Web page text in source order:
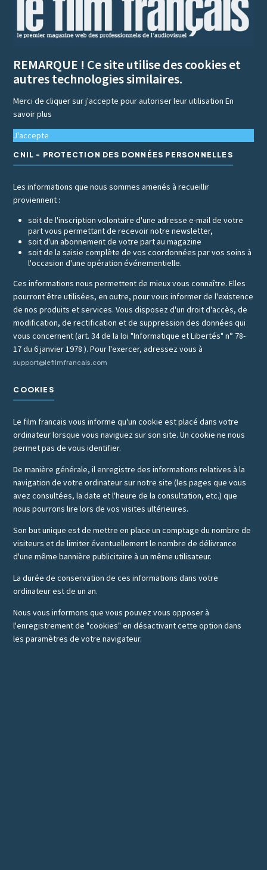
REMARQUE ! Ce site utilise des cookies et
autres technologies similaires.
Merci de cliquer sur j'accepte pour autoriser leur utilisationEn
savoir plus
J'accepte
CNIL - PROTECTION DES DONNÉES PERSONNELLES
Les informations que nous sommes amenés à recueillir
proviennent :
soit de l'inscription volontaire d'une adresse e-mail de votre
part vous permettant de recevoir notre newsletter,
soit d'un abonnement de votre part au magazine
soit de la saisie complète de vos coordonnées par vos soins à
l'occasion d'une opération événementielle.
Ces informations nous permettent de mieux vous connaître. Elles
pourront être utilisées, en outre, pour vous informer de l'existence
de nos produits et services. Vous disposez d'un droit d'accès, de
modification, de rectification et de suppression des données qui
vous concernent (art. 34 de la loi "Informatique et Libertés" n° 78-
17 du 6 janvier 1978 ). Pour l'exercer, adressez vous à
support@lefilmfrancais.com
COOKIES
Le film francais vous informe qu'un cookie est placé dans votre
ordinateur lorsque vous naviguez sur son site. Un cookie ne nous
permet pas de vous identifier.
De manière générale, il enregistre des informations relatives à la
navigation de votre ordinateur sur notre site (les pages que vous
avez consultées, la date et l'heure de la consultation, etc.) que
nous pourrons lire lors de vos visites ultérieures.
Son but unique est de mettre en place un comptage du nombre de
visiteurs et de limiter éventuellement le nombre de délivrance
d'une même bannière publicitaire à un même utilisateur.
La durée de conservation de ces informations dans votre
ordinateur est de un an.
Nous vous informons que vous pouvez vous opposer à
l'enregistrement de "cookies" en désactivant cette option dans
les paramètres de votre navigateur.